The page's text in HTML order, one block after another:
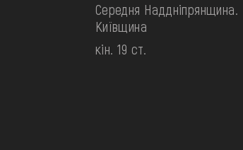
Середня Наддніпрянщина.
Київщина
кін. 19 ст.